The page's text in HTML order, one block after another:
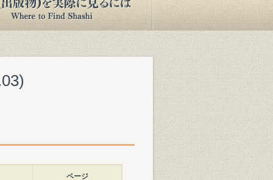
ページ